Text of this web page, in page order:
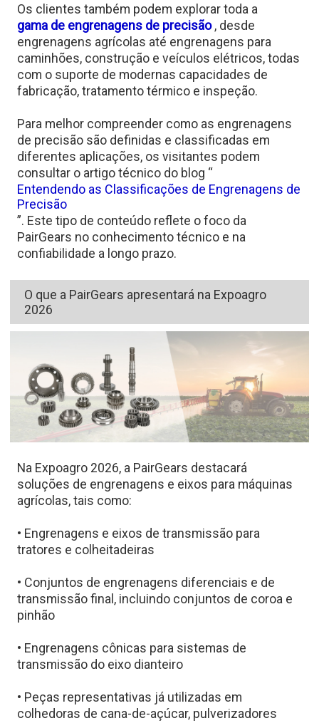
Os clientes também podem explorar toda a
gama de engrenagens de precisão , desde
engrenagens agrícolas até engrenagens para
caminhões, construção e veículos elétricos, todas
com o suporte de modernas capacidades de
fabricação, tratamento térmico e inspeção.
Para melhor compreender como as engrenagens
de precisão são definidas e classificadas em
diferentes aplicações, os visitantes podem
consultar o artigo técnico do blog “
Entendendo as Classificações de Engrenagens de
Precisão
”. Este tipo de conteúdo reflete o foco da
PairGears no conhecimento técnico e na
confiabilidade a longo prazo.
O que a PairGears apresentará na Expoagro
2026
Na Expoagro 2026, a PairGears destacará
soluções de engrenagens e eixos para máquinas
agrícolas, tais como:
• Engrenagens e eixos de transmissão para
tratores e colheitadeiras
• Conjuntos de engrenagens diferenciais e de
transmissão final, incluindo conjuntos de coroa e
pinhão
• Engrenagens cônicas para sistemas de
transmissão do eixo dianteiro
• Peças representativas já utilizadas em
colhedoras de cana-de-açúcar, pulverizadores